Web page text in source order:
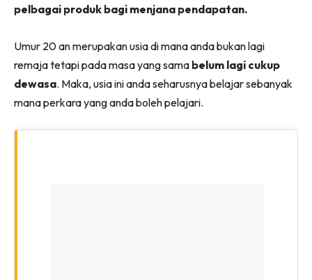
pelbagai produk bagi menjana pendapatan.
Umur 20 an merupakan usia di mana anda bukan lagi
remaja tetapi pada masa yang sama belum lagi cukup
dewasa. Maka, usia ini anda seharusnya belajar sebanyak
mana perkara yang anda boleh pelajari.